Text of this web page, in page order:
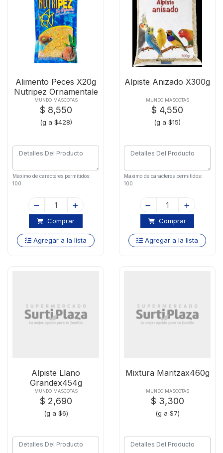
Alimento Peces X20g
Nutripez Ornamentale
MUNDO MASCOTAS
$ 8,550
(g a $428)
Maximo de caracteres permitidos:
100
Comprar
Agregar a la lista
Alpiste Anizado X300g
MUNDO MASCOTAS
$ 4,550
(g a $15)
Maximo de caracteres permitidos:
100
Comprar
Agregar a la lista
Alpiste Llano
Grandex454g
MUNDO MASCOTAS
$ 2,690
(g a $6)
Mixtura Maritzax460g
MUNDO MASCOTAS
$ 3,300
(g a $7)